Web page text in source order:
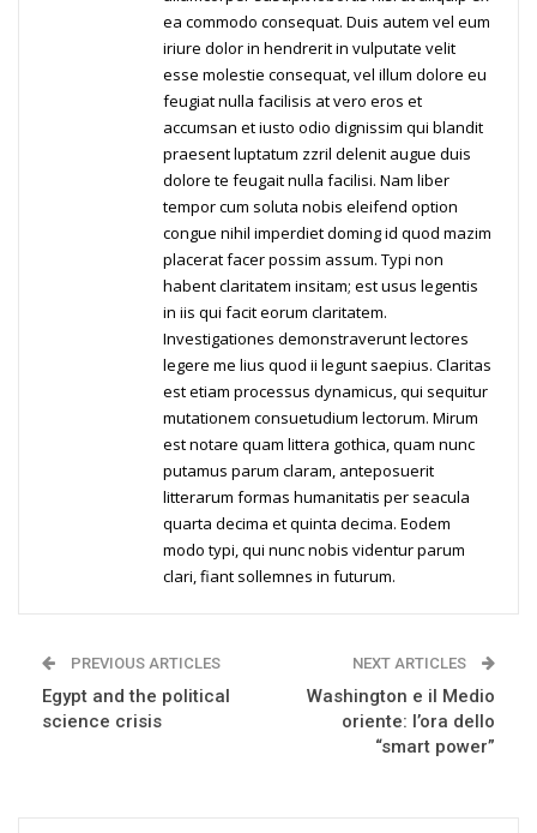
ea commodo consequat. Duis autem vel eum
iriure dolor in hendrerit in vulputate velit
esse molestie consequat, vel illum dolore eu
feugiat nulla facilisis at vero eros et
accumsan et iusto odio dignissim qui blandit
praesent luptatum zzril delenit augue duis
dolore te feugait nulla facilisi. Nam liber
tempor cum soluta nobis eleifend option
congue nihil imperdiet doming id quod mazim
placerat facer possim assum. Typi non
habent claritatem insitam; est usus legentis
in iis qui facit eorum claritatem.
Investigationes demonstraverunt lectores
legere me lius quod ii legunt saepius. Claritas
est etiam processus dynamicus, qui sequitur
mutationem consuetudium lectorum. Mirum
est notare quam littera gothica, quam nunc
putamus parum claram, anteposuerit
litterarum formas humanitatis per seacula
quarta decima et quinta decima. Eodem
modo typi, qui nunc nobis videntur parum
clari, fiant sollemnes in futurum.
PREVIOUS ARTICLES
Egypt and the political
science crisis
NEXT ARTICLES
Washington e il Medio
oriente: l’ora dello
“smart power”